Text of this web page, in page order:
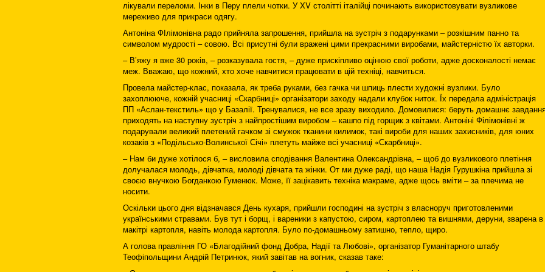
лікували переломи. Інки в Перу плели чотки. У XV столітті італійці починають використовувати вузликове
мереживо для прикраси одягу.
Антоніна ФІлімонівна радо прийняла запрошення, прийшла на зустріч з подарунками – розкішним панно та
символом мудрості – совою. Всі присутні були вражені цими прекрасними виробами, майстерністю їх авторки.
– В’яжу я вже 30 років, – розказувала гостя, – дуже прискіпливо оцінюю свої роботи, адже досконалості немає
меж. Вважаю, що кожний, хто хоче навчитися працювати в цій техніці, навчиться.
Провела майстер-клас, показала, як треба руками, без гачка чи шпиць плести художні вузлики. Було
захоплююче, кожній учасниці «Скарбниці» організатори заходу надали клубок ниток. Їх передала адміністрація
ПП «Аслан-текстиль» що у Базалії. Тренувалися, не все зразу виходило. Домовилися: беруть домашнє
приходять на наступну зустріч з найпростішим виробом – кашпо під горщик з квітами. Антоніні Філімонівні ж
подарували великий плетений гачком зі смужок тканини килимок, такі вироби для наших захисників, для юних
козаків з «Подільсько-Волинської Січі» плетуть майже всі учасниці «Скарбниці».
– Нам би дуже хотілося б, – висловила сподівання Валентина Олександрівна, – щоб до вузликового плетіння
долучалася молодь, дівчатка, молоді дівчата та жінки. От ми дуже раді, що наша Надія Гурушкіна прийшла зі
своєю внучкою Богданкою Гуменюк. Може, її зацікавить техніка макраме, адже щось вміти – за плечима не
носити.
Оскільки цього дня відзначався День кухаря, прийшли господині на зустріч з власноруч приготовленими
українськими стравами. Був тут і борщ, і вареники з капустою, сиром, картоплею та вишнями, деруни, зварена в
макітрі картопля, навіть молода картопля. Було по-домашньому затишно, тепло, щиро.
А голова правління ГО «Благодійний фонд Добра, Надії та Любові», організатор Гуманітарного штабу
Теофіпольщини Андрій Петринюк, який завітав на вогник, сказав таке: